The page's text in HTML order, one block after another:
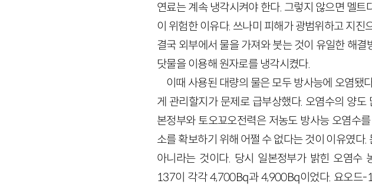
연료는 계속 냉각시켜야 한다. 그렇지 않으면 멜
이 위험한 이유다. 쓰나미 피해가 광범위하고 지
결국 외부에서 물을 가져와 붓는 것이 유일한 해
닷물을 이용해 원자로를 냉각시켰다.
이때 사용된 대량의 물은 모두 방사능에 오염됐
게 관리할지가 문제로 급부상했다. 오염수의 양
본정부와 토오꾜오전력은 저농도 방사능 오염수
소를 확보하기 위해 어쩔 수 없다는 것이 이유였
아니라는 것이다. 당시 일본정부가 밝힌 오염
137이 각각 4,700Bq과 4,900Bq이었다. 요오드-